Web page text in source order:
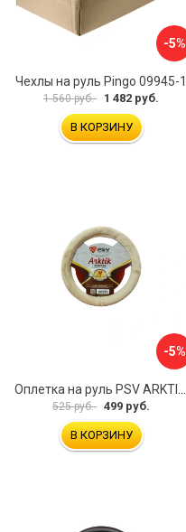
-5%
Чехлы на руль Pingo 09945-1
1 560 руб. 1 482 руб.
В КОРЗИНУ
-5%
525 руб. 499 руб.
В КОРЗИНУ